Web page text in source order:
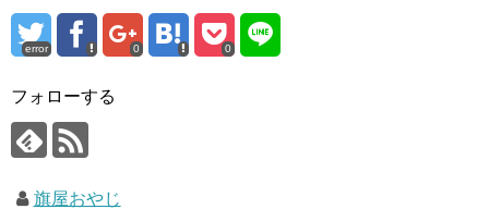
error 0 0
フォローする
旗屋おやじ